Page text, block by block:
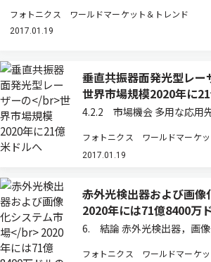
フォトニクス ワールドマーケット＆トレンド
2017.01.19
垂直共振器面発光型レー
世界市場規模2020年に
4.2.2 市場機会 多用な応用
は，4K，Retinaといった高
画，高速フレームレート，次
フォトニクス ワールドマーケッ
2017.01.19
赤外光検出器および画像
2020年には71億8400万
6. 結論 赤外光検出器，画
である。 ・広く普及してい
フォトニクス ワールドマーケッ